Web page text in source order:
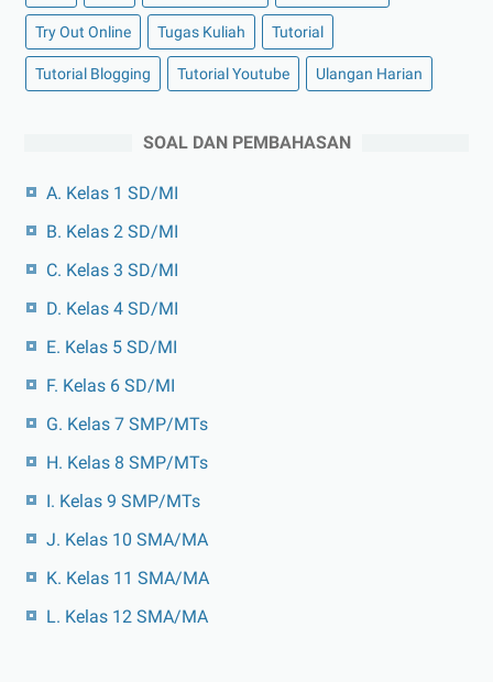
Try Out Online Tugas Kuliah Tutorial
Tutorial Blogging Tutorial Youtube Ulangan Harian
SOAL DAN PEMBAHASAN
A. Kelas 1 SD/MI
B. Kelas 2 SD/MI
C. Kelas 3 SD/MI
D. Kelas 4 SD/MI
E. Kelas 5 SD/MI
F. Kelas 6 SD/MI
G. Kelas 7 SMP/MTs
H. Kelas 8 SMP/MTs
I. Kelas 9 SMP/MTs
J. Kelas 10 SMA/MA
K. Kelas 11 SMA/MA
L. Kelas 12 SMA/MA